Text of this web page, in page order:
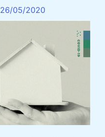
26/05/2020